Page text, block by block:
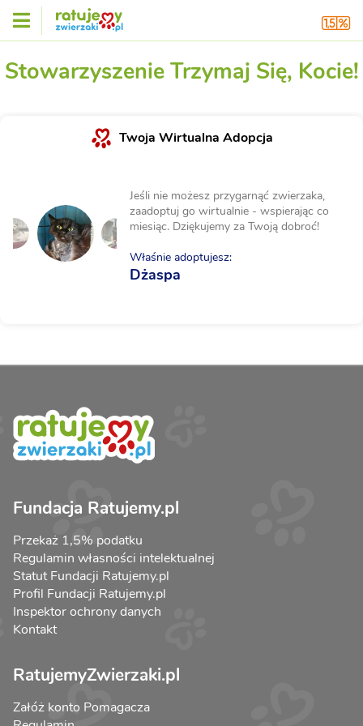
Stowarzyszenie Trzymaj Się, Kocie!
Twoja Wirtualna Adopcja
Jeśli nie możesz przygarnąć zwierzaka,
zaadoptuj go wirtualnie - wspierając co
miesiąc. Dziękujemy za Twoją dobroć!
Właśnie adoptujesz:
Dżaspa
Fundacja Ratujemy.pl
Przekaż 1,5% podatku
Regulamin własności intelektualnej
Statut Fundacji Ratujemy.pl
Profil Fundacji Ratujemy.pl
Inspektor ochrony danych
Kontakt
RatujemyZwierzaki.pl
Załóż konto Pomagacza